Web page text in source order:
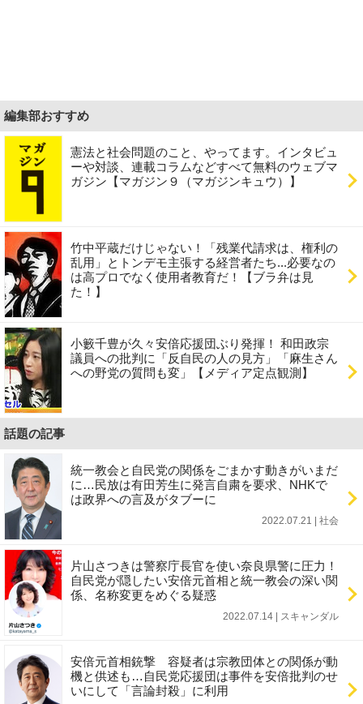
編集部おすすめ
憲法と社会問題のこと、やってます。インタビュ
ーや対談、連載コラムなどすべて無料のウェブマ
ガジン【マガジン９（マガジンキュウ）】
竹中平蔵だけじゃない！「残業代請求は、権利の
乱用」とトンデモ主張する経営者たち...必要なの
は高プロでなく使用者教育だ！【ブラ弁は見
た！】
小籔千豊が久々安倍応援団ぶり発揮！ 和田政宗
議員への批判に「反自民の人の見方」「麻生さん
への野党の質問も変」【メディア定点観測】
話題の記事
統一教会と自民党の関係をごまかす動きがいまだ
に…民放は有田芳生に発言自粛を要求、NHKで
は政界への言及がタブーに
2022.07.21 | 社会
片山さつきは警察庁長官を使い奈良県警に圧力！
自民党が隠したい安倍元首相と統一教会の深い関
係、名称変更をめぐる疑惑
2022.07.14 | スキャンダル
安倍元首相銃撃 容疑者は宗教団体との関係が動
機と供述も…自民党応援団は事件を安倍批判のせ
いにして「言論封殺」に利用